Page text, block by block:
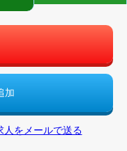
加
人をメールで送る